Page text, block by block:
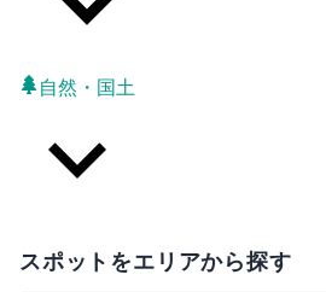
自然・国土
スポットをエリアから探す